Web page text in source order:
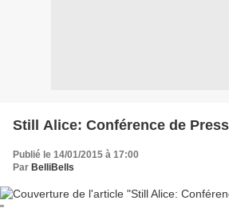
Still Alice: Conférence de
Publié le 14/01/2015 à 17:00
Par BelliBells